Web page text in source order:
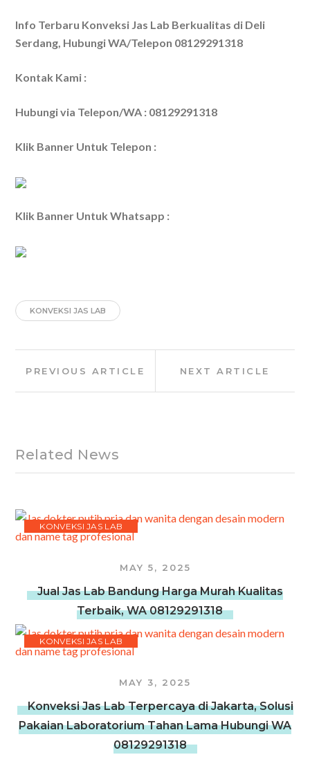
Info Terbaru Konveksi Jas Lab Berkualitas di Deli
Serdang, Hubungi WA/Telepon 08129291318
Kontak Kami :
Hubungi via Telepon/WA : 08129291318
Klik Banner Untuk Telepon :
Klik Banner Untuk Whatsapp :
KONVEKSI JAS LAB
navigation
PREVIOUS ARTICLE NEXT ARTICLE
Related News
KONVEKSI JAS LAB
MAY 5, 2025
Jual Jas Lab Bandung Harga Murah Kualitas
Terbaik, WA 08129291318
KONVEKSI JAS LAB
MAY 3, 2025
Konveksi Jas Lab Terpercaya di Jakarta, Solusi
Pakaian Laboratorium Tahan Lama Hubungi WA
08129291318